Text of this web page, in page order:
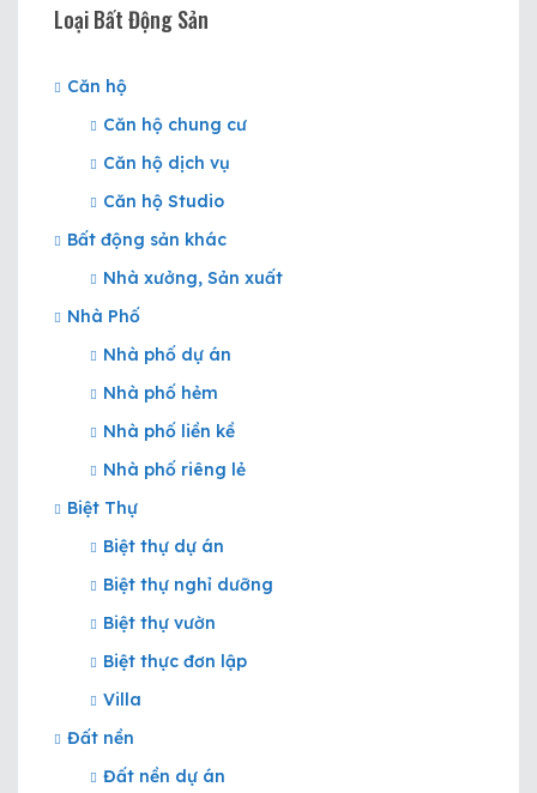
Loại Bất Động Sản
Căn hộ
Căn hộ chung cư
Căn hộ dịch vụ
Căn hộ Studio
Bất động sản khác
Nhà xưởng, Sản xuất
Nhà Phố
Nhà phố dự án
Nhà phố hẻm
Nhà phố liền kề
Nhà phố riêng lẻ
Biệt Thự
Biệt thự dự án
Biệt thự nghỉ dưỡng
Biệt thự vườn
Biệt thực đơn lập
Villa
Đất nền
Đất nền dự án